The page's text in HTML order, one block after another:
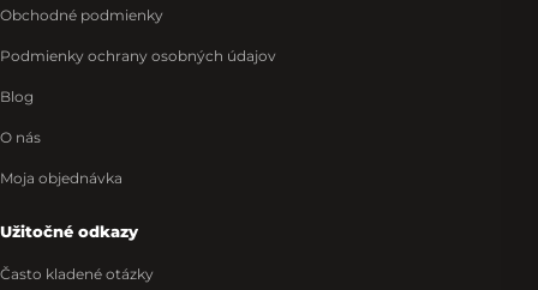
Obchodné podmienky
Podmienky ochrany osobných údajov
Blog
O nás
Moja objednávka
Užitočné odkazy
Často kladené otázky